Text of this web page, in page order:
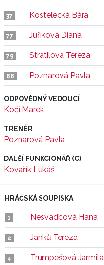
37 Kostelecká Bára
77 Juříková Diana
79 Stratilová Tereza
88 Poznarová Pavla
ODPOVĚDNÝ VEDOUCÍ
Kočí Marek
TRENÉR
Poznarová Pavla
DALŠÍ FUNKCIONÁŘ (C)
Kovařík Lukáš
HRÁČSKÁ SOUPISKA
1 Nesvadbová Hana
2 Janků Tereza
4 Trumpešová Jarmila